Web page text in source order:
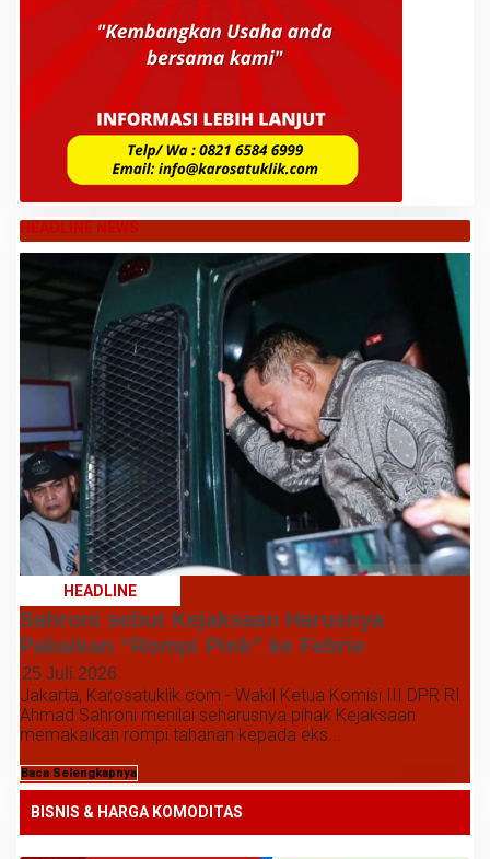
HEADLINE NEWS
HEADLINE
Sahroni sebut Kejaksaan Harusnya
Pakaikan “Rompi Pink” ke Febrie
25 Juli 2026
Jakarta, Karosatuklik.com - Wakil Ketua Komisi III DPR RI
Ahmad Sahroni menilai seharusnya pihak Kejaksaan
memakaikan rompi tahanan kepada eks...
Baca Selengkapnya
BISNIS & HARGA KOMODITAS